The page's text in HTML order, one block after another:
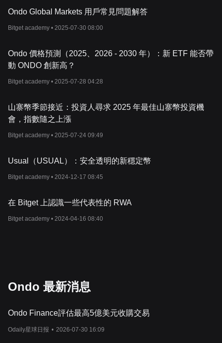
Ondo Global Markets 用戶常見問題解答
Bitget academy • 2025-07-30 08:00
Ondo 價格預測（2025、2026 - 2030 年）：新 ETF 能否帶
動 ONDO 創新高？
Bitget academy • 2025-07-28 04:28
山寨幣季節接近：投資人尋求 2025 年最佳山寨幣投資機
會，指數隨之上漲
Bitget academy • 2025-07-24 09:49
Usual（USUAL）：安全透明的新穩定幣
Bitget academy • 2024-12-17 08:45
在 Bitget 上認識一些代表性的 RWA
Bitget academy • 2024-04-16 08:40
Ondo 最新消息
Ondo Finance評估最高5億美元收購交易
Odaily星球日报 • 2026-07-30 16:09